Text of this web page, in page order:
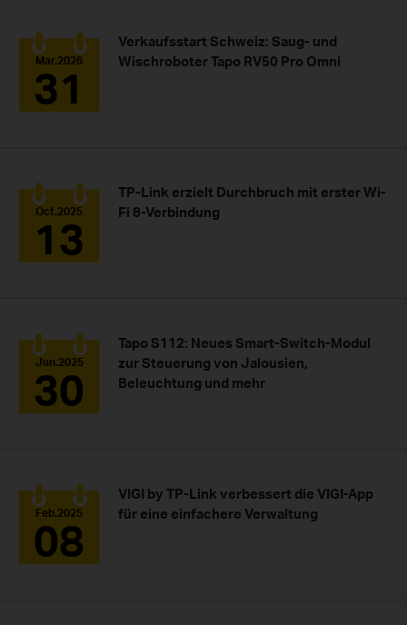
Mar.2026
31
Verkaufsstart Schweiz: Saug- und
Wischroboter Tapo RV50 Pro Omni
Oct.2025
13
TP-Link erzielt Durchbruch mit erster Wi-
Fi 8-Verbindung
Jun.2025
30
Tapo S112: Neues Smart-Switch-Modul
zur Steuerung von Jalousien,
Beleuchtung und mehr
Feb.2025
08
VIGI by TP-Link verbessert die VIGI-App
für eine einfachere Verwaltung